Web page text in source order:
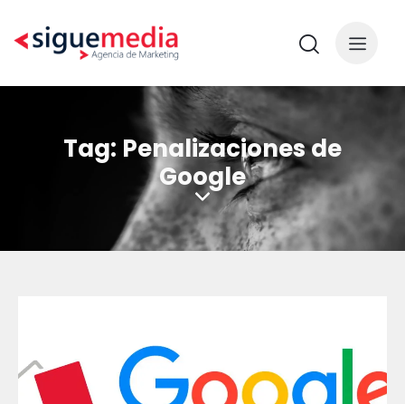
Tag: Penalizaciones de
Google